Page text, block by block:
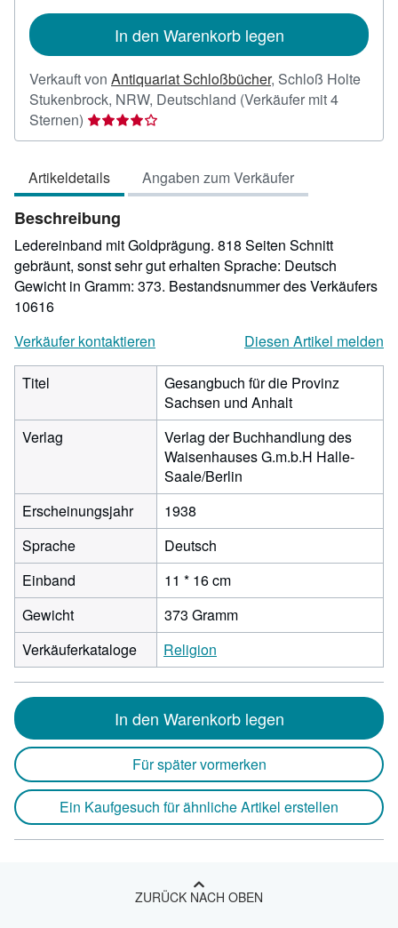
In den Warenkorb legen
Verkauft von Antiquariat Schloßbücher, Schloß Holte
Stukenbrock, NRW, Deutschland (Verkäufer mit 4
Sternen) Verkäuferbewertung
4
5
Sternen
Artikeldetails Angaben zum Verkäufer
Beschreibung
Ledereinband mit Goldprägung. 818 Seiten Schnitt
gebräunt, sonst sehr gut erhalten Sprache: Deutsch
Gewicht in Gramm: 373. Bestandsnummer des Verkäufers
10616
Verkäufer kontaktieren
Diesen Artikel melden
Titel
Gesangbuch für die Provinz
Sachsen und Anhalt
Verlag
Verlag der Buchhandlung des
Waisenhauses G.m.b.H Halle-
Saale/Berlin
Erscheinungsjahr
1938
Sprache
Deutsch
Einband
11 * 16 cm
Gewicht
373 Gramm
Verkäuferkataloge
Religion
In den Warenkorb legen
Für später vormerken
Ein Kaufgesuch für ähnliche Artikel erstellen
ZURÜCK NACH OBEN